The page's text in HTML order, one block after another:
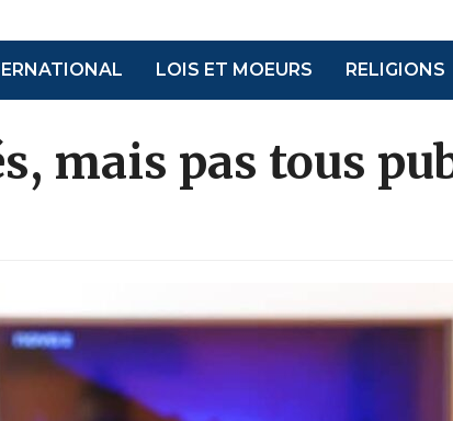
LOIS ET MOEURS RELIGIONS
mais pas tous